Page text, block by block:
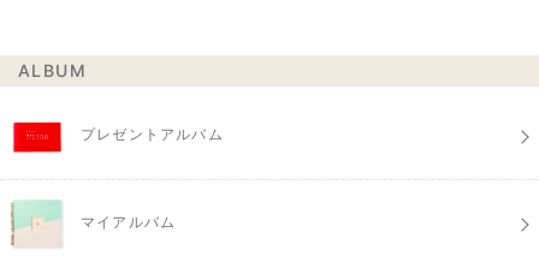
ALBUM
プレゼントアルバム
マイアルバム